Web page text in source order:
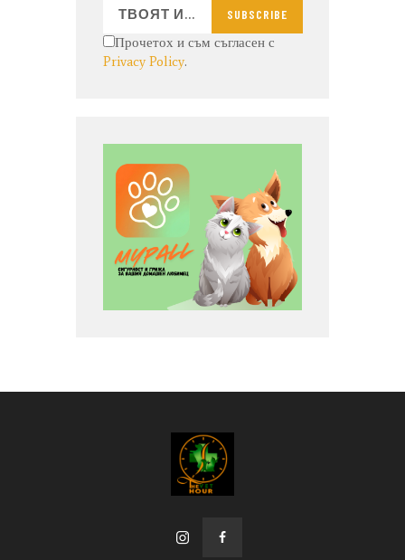
SUBSCRIBE
Прочетох и съм съгласен с
Privacy Policy.